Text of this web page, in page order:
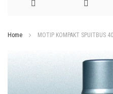
inhoud
Home MOTIP KOMPAKT SPUITBUS
het
einde